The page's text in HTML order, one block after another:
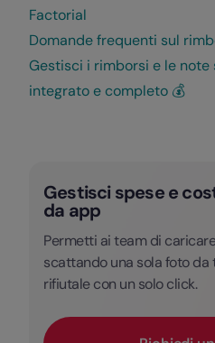
Factorial
Domande frequenti sul
Gestisci i rimborsi e le
integrato e completo 💰
Gestisci spese e
da app
Permetti ai team di
scattando una sola foto da
rifiutale con un solo click.